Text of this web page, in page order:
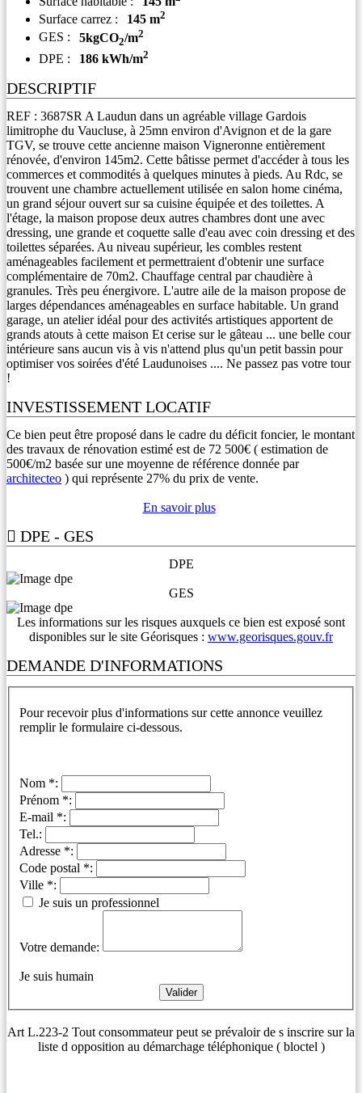
Surface carrez : 145 m2
GES : 5kgCO2/m2
DPE : 186 kWh/m2
DESCRIPTIF
REF : 3687SR A Laudun dans un agréable village Gardois
limitrophe du Vaucluse, à 25mn environ d'Avignon et de la gare
TGV, se trouve cette ancienne maison Vigneronne entièrement
rénovée, d'environ 145m2. Cette bâtisse permet d'accéder à tous les
commerces et commodités à quelques minutes à pieds. Au Rdc, se
trouvent une chambre actuellement utilisée en salon home cinéma,
un grand séjour ouvert sur sa cuisine équipée et des toilettes. A
l'étage, la maison propose deux autres chambres dont une avec
dressing, une grande et coquette salle d'eau avec coin dressing et des
toilettes séparées. Au niveau supérieur, les combles restent
aménageables facilement et permettraient d'obtenir une surface
complémentaire de 70m2. Chauffage central par chaudière à
granules. Très peu énergivore. L'autre aile de la maison propose de
larges dépendances aménageables en surface habitable. Un grand
garage, un atelier idéal pour des activités artistiques apportent de
grands atouts à cette maison Et cerise sur le gâteau ... une belle cour
intérieure sans aucun vis à vis n'attend plus qu'un petit bassin pour
optimiser vos soirées d'été Laudunoises .... Ne passez pas votre tour
!
INVESTISSEMENT LOCATIF
Ce bien peut être proposé dans le cadre du déficit foncier, le montant
des travaux de rénovation estimé est de 72 500€ ( estimation de
500€/m2 basée sur une moyenne de référence donnée par
architecteo ) qui représente 27% du prix de vente.
En savoir plus
DPE - GES
DPE
GES
Les informations sur les risques auxquels ce bien est exposé sont
disponibles sur le site Géorisques : www.georisques.gouv.fr
DEMANDE D'INFORMATIONS
Pour recevoir plus d'informations sur cette annonce veuillez
remplir le formulaire ci-dessous.
Nom *:
Prénom *:
E-mail *:
Tel.:
Adresse *:
Code postal *:
Ville *:
Je suis un professionnel
Votre demande:
Je suis humain
Art L.223-2 Tout consommateur peut se prévaloir de s inscrire sur la
liste d opposition au démarchage téléphonique ( bloctel )